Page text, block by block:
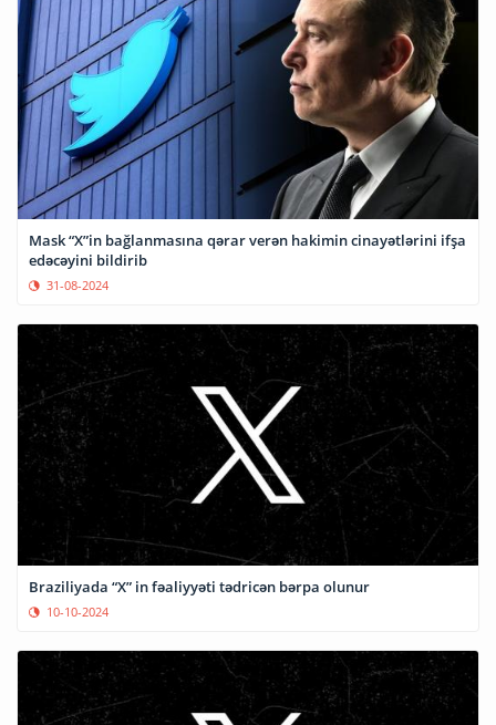
Mask “X”in bağlanmasına qərar verən hakimin cinayətlərini ifşa
edəcəyini bildirib
31-08-2024
Braziliyada “X” in fəaliyyəti tədricən bərpa olunur
10-10-2024